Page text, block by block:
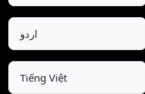
اردو
Tiếng Việt